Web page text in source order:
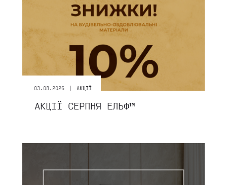
03.08.2026 АКЦІЇ
АКЦІЇ СЕРПНЯ ЕЛЬФ™